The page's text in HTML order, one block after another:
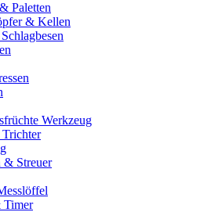
Paletten
& Kellen
Werkzeug
Trichter
& Streuer
Timer